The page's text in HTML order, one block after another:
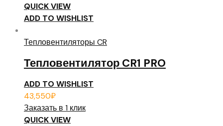
QUICK VIEW
ADD TO WISHLIST
Тепловентиляторы CR
Тепловентилятор CR1 PRO
ADD TO WISHLIST
43,550₽
Заказать в 1 клик
QUICK VIEW